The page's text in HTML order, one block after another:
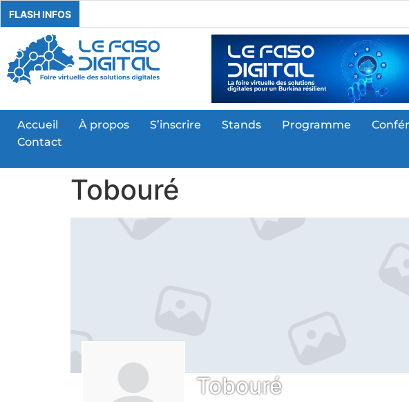
FLASH INFOS
Accueil À propos S’inscrire Stands Programme
Contact
Tobouré
Tobouré